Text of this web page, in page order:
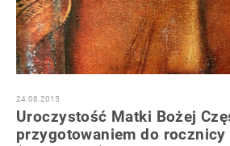
24.08.2015
Uroczystość Matki Bożej
przygotowaniem do